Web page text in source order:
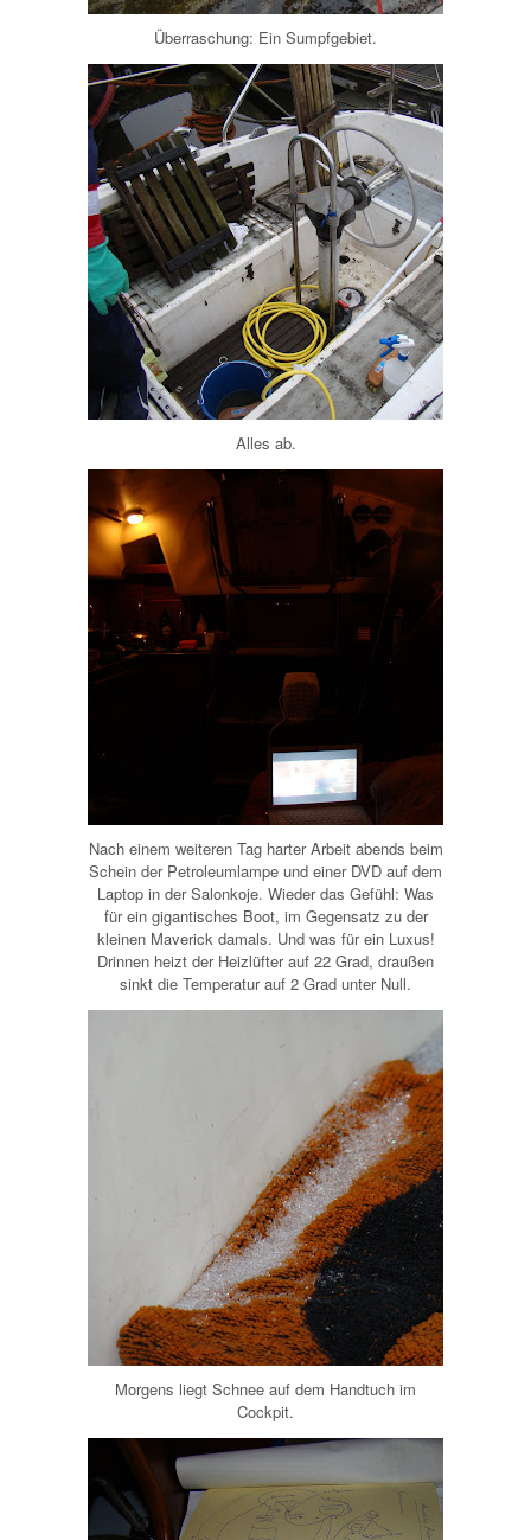
Überraschung: Ein Sumpfgebiet.
Alles ab.
Nach einem weiteren Tag harter Arbeit abends beim
Schein der Petroleumlampe und einer DVD auf dem
Laptop in der Salonkoje. Wieder das Gefühl: Was
für ein gigantisches Boot, im Gegensatz zu der
kleinen Maverick damals. Und was für ein Luxus!
Drinnen heizt der Heizlüfter auf 22 Grad, draußen
sinkt die Temperatur auf 2 Grad unter Null.
Morgens liegt Schnee auf dem Handtuch im
Cockpit.